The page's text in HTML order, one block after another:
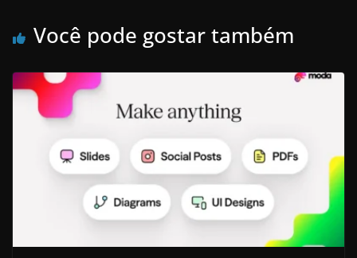
Você pode gostar também